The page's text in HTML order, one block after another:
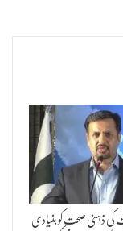
کی ذہنی صحت کو بنیادی